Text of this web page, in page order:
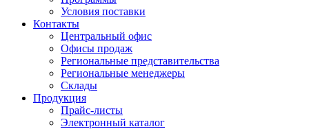
Условия поставки
Контакты
Центральный офис
Офисы продаж
Региональные представительства
Региональные менеджеры
Склады
Продукция
Прайс-листы
Электронный каталог